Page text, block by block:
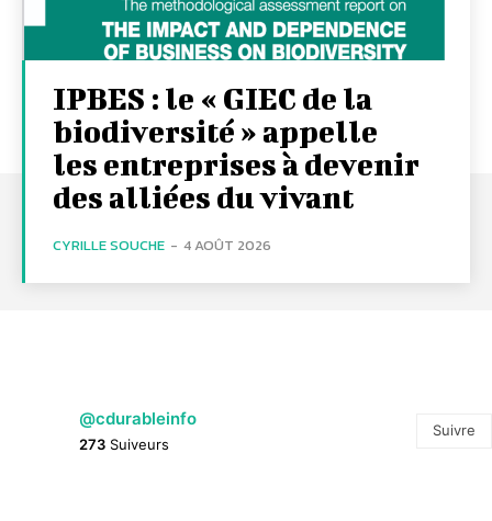
IPBES : le « GIEC de la
biodiversité » appelle
les entreprises à devenir
des alliées du vivant
CYRILLE SOUCHE - 4 AOÛT 2026
@cdurableinfo
273 Suiveurs
Suivre